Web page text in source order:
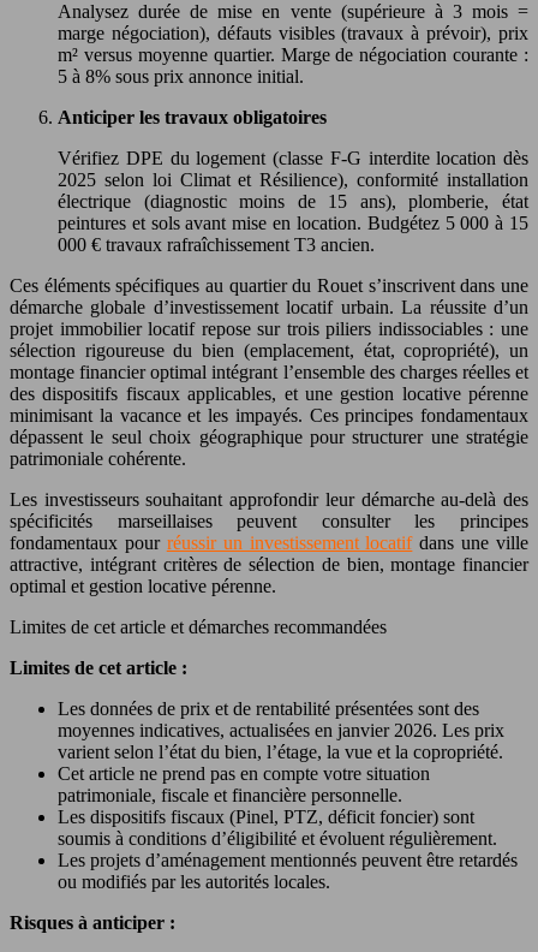
Analysez durée de mise en vente (supérieure à 3 mois =
marge négociation), défauts visibles (travaux à prévoir), prix
m² versus moyenne quartier. Marge de négociation courante :
5 à 8% sous prix annonce initial.
Anticiper les travaux obligatoires
Vérifiez DPE du logement (classe F-G interdite location dès
2025 selon loi Climat et Résilience), conformité installation
électrique (diagnostic moins de 15 ans), plomberie, état
peintures et sols avant mise en location. Budgétez 5 000 à 15
000 € travaux rafraîchissement T3 ancien.
Ces éléments spécifiques au quartier du Rouet s’inscrivent dans une
démarche globale d’investissement locatif urbain. La réussite d’un
projet immobilier locatif repose sur trois piliers indissociables : une
sélection rigoureuse du bien (emplacement, état, copropriété), un
montage financier optimal intégrant l’ensemble des charges réelles et
des dispositifs fiscaux applicables, et une gestion locative pérenne
minimisant la vacance et les impayés. Ces principes fondamentaux
dépassent le seul choix géographique pour structurer une stratégie
patrimoniale cohérente.
Les investisseurs souhaitant approfondir leur démarche au-delà des
spécificités marseillaises peuvent consulter les principes
fondamentaux pour réussir un investissement locatifdans une ville
attractive, intégrant critères de sélection de bien, montage financier
optimal et gestion locative pérenne.
Limites de cet article et démarches recommandées
Limites de cet article :
Les données de prix et de rentabilité présentées sont des
moyennes indicatives, actualisées en janvier 2026. Les prix
varient selon l’état du bien, l’étage, la vue et la copropriété.
Cet article ne prend pas en compte votre situation
patrimoniale, fiscale et financière personnelle.
Les dispositifs fiscaux (Pinel, PTZ, déficit foncier) sont
soumis à conditions d’éligibilité et évoluent régulièrement.
Les projets d’aménagement mentionnés peuvent être retardés
ou modifiés par les autorités locales.
Risques à anticiper :